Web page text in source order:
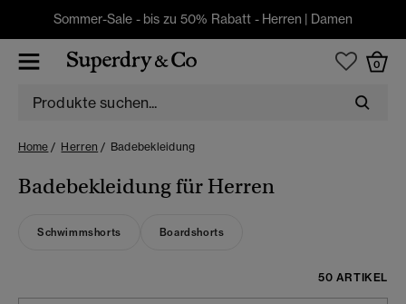
Sommer-Sale - bis zu 50% Rabatt - Herren | Damen
0
Home Herren Badebekleidung
Badebekleidung für Herren
Schwimmshorts Boardshorts
50 ARTIKEL